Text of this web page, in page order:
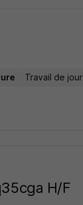
Travail de jour
H/F